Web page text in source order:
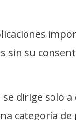
sin su
se dirige solo
categoría